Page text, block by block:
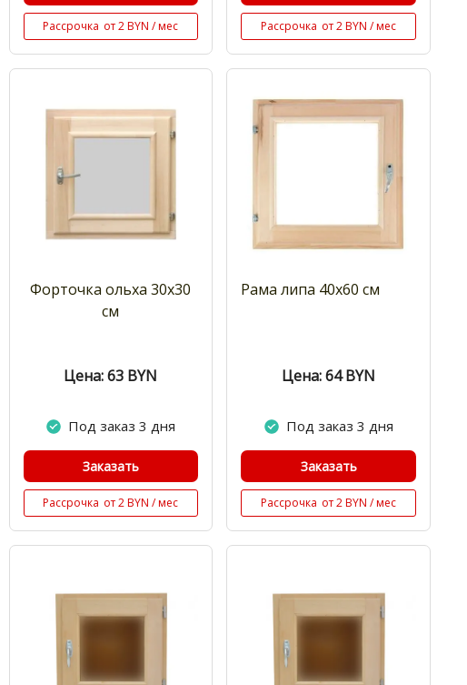
Рассрочка от 2 BYN / мес Рассрочка от 2 BYN / мес
Форточка ольха 30х30
см
Цена: 63 BYN
Под заказ 3 дня
Заказать
Рассрочка от 2 BYN / мес
Рама липа 40x60 см
Цена: 64 BYN
Под заказ 3 дня
Заказать
Рассрочка от 2 BYN / мес